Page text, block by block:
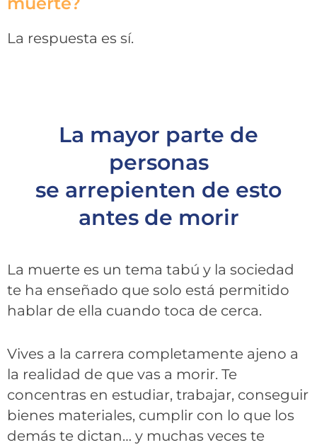
La respuesta es sí.
La mayor parte de
personas
se arrepienten de esto
antes de morir
La muerte es un tema tabú y la sociedad
te ha enseñado que solo está permitido
hablar de ella cuando toca de cerca.
Vives a la carrera completamente ajeno a
la realidad de que vas a morir. Te
concentras en estudiar, trabajar, conseguir
bienes materiales, cumplir con lo que los
demás te dictan… y muchas veces te